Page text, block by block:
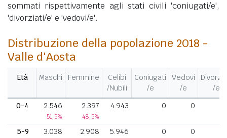
sommati rispettivamente agli stati civili 'coniugati/e',
'divorziati/e' e 'vedovi/e'.
Distribuzione della popolazione 2018 -
Valle d'Aosta
Età Maschi Femmine
Celibi
/Nubili
Coniugati
/e
Vedovi
/e
/e
0-4
2.546
51,5%
2.397
48,5%
4.943 0 0
5-9 3.038 2.908 5.946 0 0